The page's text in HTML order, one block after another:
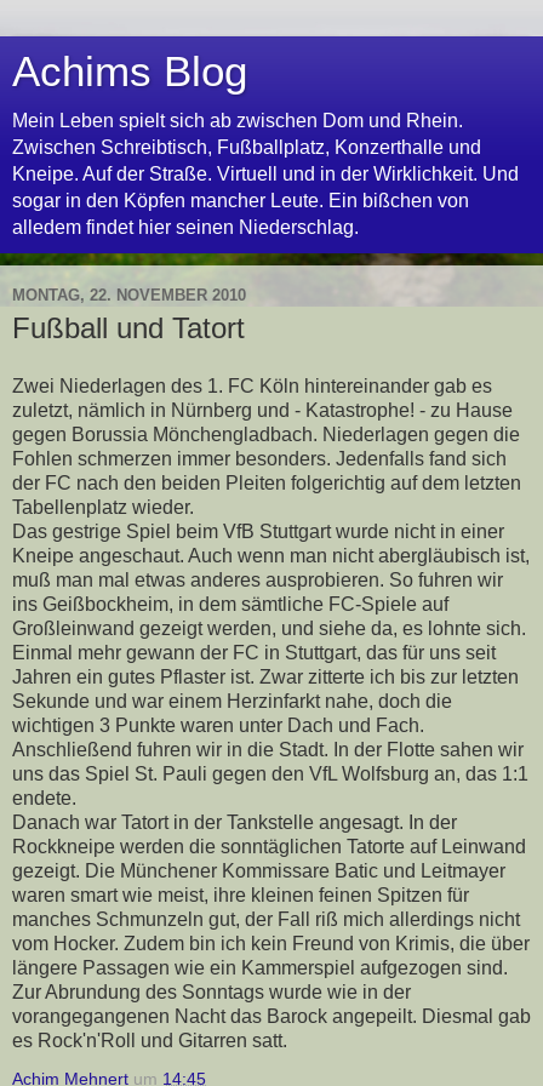
Achims Blog
Mein Leben spielt sich ab zwischen Dom und Rhein.
Zwischen Schreibtisch, Fußballplatz, Konzerthalle und
Kneipe. Auf der Straße. Virtuell und in der Wirklichkeit. Und
sogar in den Köpfen mancher Leute. Ein bißchen von
alledem findet hier seinen Niederschlag.
MONTAG, 22. NOVEMBER 2010
Fußball und Tatort
Zwei Niederlagen des 1. FC Köln hintereinander gab es
zuletzt, nämlich in Nürnberg und - Katastrophe! - zu Hause
gegen Borussia Mönchengladbach. Niederlagen gegen die
Fohlen schmerzen immer besonders. Jedenfalls fand sich
der FC nach den beiden Pleiten folgerichtig auf dem letzten
Tabellenplatz wieder.
Das gestrige Spiel beim VfB Stuttgart wurde nicht in einer
Kneipe angeschaut. Auch wenn man nicht abergläubisch ist,
muß man mal etwas anderes ausprobieren. So fuhren wir
ins Geißbockheim, in dem sämtliche FC-Spiele auf
Großleinwand gezeigt werden, und siehe da, es lohnte sich.
Einmal mehr gewann der FC in Stuttgart, das für uns seit
Jahren ein gutes Pflaster ist. Zwar zitterte ich bis zur letzten
Sekunde und war einem Herzinfarkt nahe, doch die
wichtigen 3 Punkte waren unter Dach und Fach.
Anschließend fuhren wir in die Stadt. In der Flotte sahen wir
uns das Spiel St. Pauli gegen den VfL Wolfsburg an, das 1:1
endete.
Danach war Tatort in der Tankstelle angesagt. In der
Rockkneipe werden die sonntäglichen Tatorte auf Leinwand
gezeigt. Die Münchener Kommissare Batic und Leitmayer
waren smart wie meist, ihre kleinen feinen Spitzen für
manches Schmunzeln gut, der Fall riß mich allerdings nicht
vom Hocker. Zudem bin ich kein Freund von Krimis, die über
längere Passagen wie ein Kammerspiel aufgezogen sind.
Zur Abrundung des Sonntags wurde wie in der
vorangegangenen Nacht das Barock angepeilt. Diesmal gab
es Rock'n'Roll und Gitarren satt.
Achim Mehnert um 14:45